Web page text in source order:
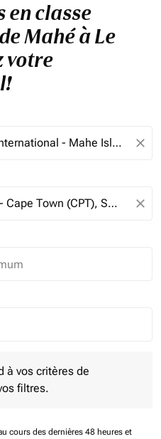
en classe
Mahé à Le
votre
close
close
Selected
à vos critères de
filtres.
cours des dernières 48 heures et